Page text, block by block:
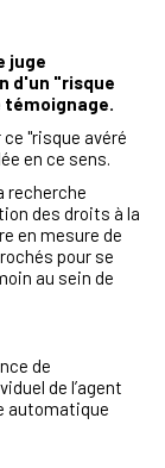
juge
d'un "risque
témoignage.
"risque avéré
en ce sens.
recherche
des droits à la
en mesure de
pour se
au sein de
de
de l’agent
automatique